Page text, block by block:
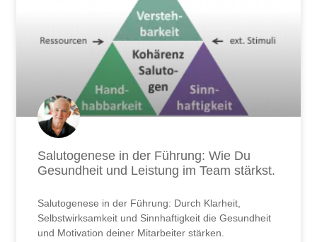
Salutogenese in der Führung: Wie Du
Gesundheit und Leistung im Team stärkst.
Salutogenese in der Führung: Durch Klarheit,
Selbstwirksamkeit und Sinnhaftigkeit die Gesundheit
und Motivation deiner Mitarbeiter stärken.